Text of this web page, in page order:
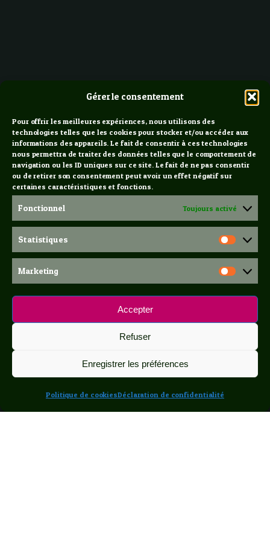
Gérer le consentement
Pour offrir les meilleures expériences, nous utilisons des
technologies telles que les cookies pour stocker et/ou accéder aux
informations des appareils. Le fait de consentir à ces technologies
nous permettra de traiter des données telles que le comportement de
navigation ou les ID uniques sur ce site. Le fait de ne pas consentir
ou de retirer son consentement peut avoir un effet négatif sur
certaines caractéristiques et fonctions.
Fonctionnel Toujours activé
Statistiques
Marketing
Accepter
Refuser
Enregistrer les préférences
Politique de cookiesDéclaration de confidentialité